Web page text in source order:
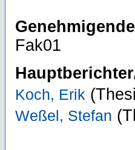
Fak01
Koch, Erik
Weßel, Stefan